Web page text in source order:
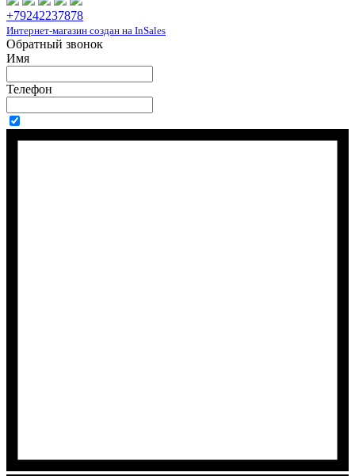
+79242237878
Интернет-магазин создан на InSales
Обратный звонок
Имя
Телефон